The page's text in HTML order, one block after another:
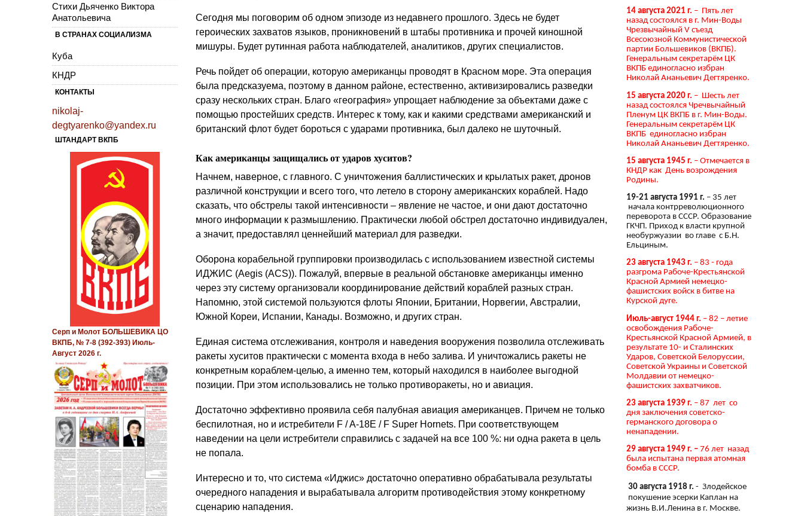
Сегодня мы поговорим об одном эпизоде из недавнего прошлого. Здесь не будет
героических захватов языков, проникновений в штабы противника и прочей киношной
мишуры. Будет рутинная работа наблюдателей, аналитиков, других специалистов.
Речь пойдет об операции, которую американцы проводят в Красном море. Эта операция
была предсказуема, поэтому в данном районе, естественно, активизировались разведки
сразу нескольких стран. Благо «география» упрощает наблюдение за объектами даже с
помощью простейших средств. Интерес к тому, как и какими средствами американский и
британский флот будет бороться с ударами противника, был далеко не шуточный.
Как американцы защищались от ударов хуситов?
Начнем, наверное, с главного. С уничтожения баллистических и крылатых ракет, дронов
различной конструкции и всего того, что летело в сторону американских кораблей. Надо
сказать, что обстрелы такой интенсивности – явление не частое, и они дают достаточно
много информации к размышлению. Практически любой обстрел достаточно индивидуален,
а значит, предоставлял ценнейший материал для разведки.
Оборона корабельной группировки производилась с использованием известной системы
ИДЖИС (Aegis (ACS)). Пожалуй, впервые в реальной обстановке американцы именно
через эту систему организовали координирование действий кораблей разных стран.
Напомню, этой системой пользуются флоты Японии, Британии, Норвегии, Австралии,
Южной Кореи, Испании, Канады. Возможно, и других стран.
Единая система отслеживания, контроля и наведения вооружения позволила отслеживать
ракеты хуситов практически с момента входа в небо залива. И уничтожались ракеты не
конкретным кораблем-целью, а именно тем, который находился в наиболее выгодной
позиции. При этом использовались не только противоракеты, но и авиация.
Достаточно эффективно проявила себя палубная авиация американцев. Причем не только
беспилотная, но и истребители F / A-18E / F Super Hornets. При соответствующем
наведении на цели истребители справились с задачей на все 100 %: ни одна ракета в цель
не попала.
Интересно и то, что система «Иджис» достаточно оперативно обрабатывала результаты
очередного нападения и вырабатывала алгоритм противодействия этому конкретному
сценарию нападения.
Стихи Дьяченко Виктора
Анатольевича
В СТРАНАХ СОЦИАЛИЗМА
Куба
КНДР
КОНТАКТЫ
nikolaj-
degtyarenko@yandex.ru
ШТАНДАРТ ВКПБ
Серп и Молот БОЛЬШЕВИКА ЦО
ВКПБ, № 7-8 (392-393) Июль-
Август 2026 г.
14 августа 2021 г. – Пять лет
назад состоялся в г. Мин-Воды
Чрезвычайный V съезд
Всесоюзной Коммунистической
партии Большевиков (ВКПБ).
Генеральным секретарём ЦК
ВКПБ единогласно избран
Николай Ананьевич Дегтяренко.
15 августа 2020 г. – Шесть лет
назад состоялся Чречвычайный
Пленум ЦК ВКПБ в г. Мин-Воды.
Генеральным секретарём ЦК
ВКПБ единогласно избран
Николай Ананьевич Дегтяренко.
15 августа 1945 г. – Отмечается в
КНДР как День возрождения
Родины.
19-21 августа 1991 г. – 35 лет
начала контрреволюционного
переворота в СССР. Образование
ГКЧП. Приход к власти крупной
необуржуазии во главе с Б.Н.
Ельциным.
23 августа 1943 г. – 83 - года
разгрома Рабоче-Крестьянской
Красной Армией немецко-
фашистских войск в битве на
Курской дуге.
Июль-август 1944 г. – 82 – летие
освобождения Рабоче-
Крестьянской Красной Армией, в
результате 10- и Сталинских
Ударов, Советской Белоруссии,
Советской Украины и Советской
Молдавии от немецко-
фашистских захватчиков.
23 августа 1939 г. – 87 лет со
дня заключения советско-
германского договора о
ненападении.
29 августа 1949 г. – 76 лет назад
была испытана первая атомная
бомба в СССР.
30 августа 1918 г. - Злодейское
покушение эсерки Каплан на
жизнь В.И.Ленина в г. Москве.